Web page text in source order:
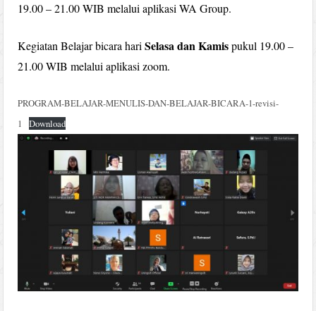
19.00 – 21.00 WIB melalui aplikasi WA Group.
Kegiatan Belajar bicara hariSelasa dan Kamispukul 19.00 –
21.00 WIB melalui aplikasi zoom.
PROGRAM-BELAJAR-MENULIS-DAN-BELAJAR-BICARA-1-revisi-
1
Download